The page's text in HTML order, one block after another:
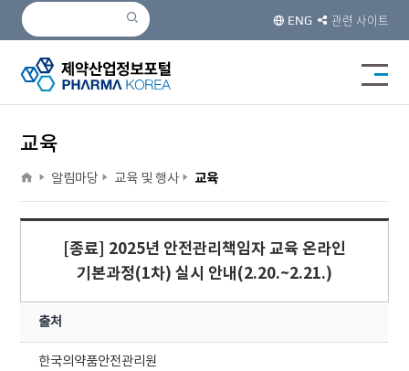
ENG 관련 사이트
검색
검색
교육
home
>
알림마당 >
교육 및 행사 >
교육
[종료] 2025년 안전관리책임자 교육 온라인
기본과정(1차) 실시 안내(2.20.~2.21.)
출처
한국의약품안전관리원